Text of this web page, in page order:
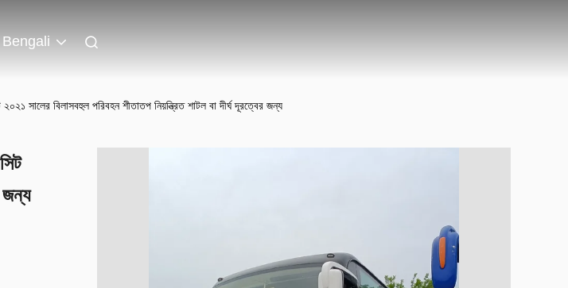
Bengali
বিলাসবহুল পরিবহন শীতাতপ নিয়ন্ত্রিত শাটল বা দীর্ঘ দূরত্বের জন্য
জন্য